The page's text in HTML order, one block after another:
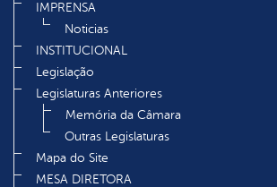
IMPRENSA
Noticias
INSTITUCIONAL
Legislação
Legislaturas Anteriores
Memória da Câmara
Outras Legislaturas
Mapa do Site
MESA DIRETORA